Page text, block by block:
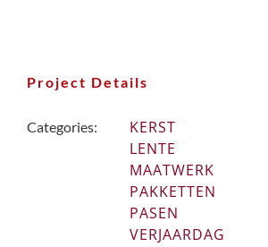
Project Details
Categories:
KERST
LENTE
MAATWERK
PAKKETTEN
PASEN
VERJAARDAG